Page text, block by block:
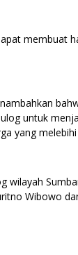
membuat
untuk
yang melebihi
wilayah
Wibowo